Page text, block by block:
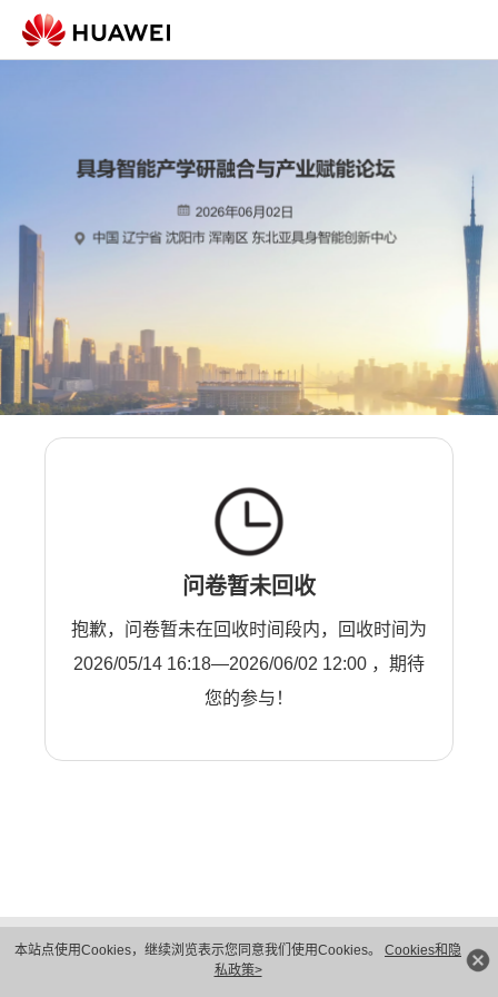
本站点使用Cookies，继续浏览表示您同意我们使用Cookies。 Cookies和隐
私政策>
问卷暂未回收
抱歉，问卷暂未在回收时间段内，回收时间为
2026/05/14 16:18—2026/06/02 12:00 ，期待
您的参与！
隐私保护
法律声明